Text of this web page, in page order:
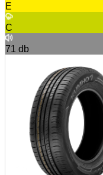
E
C
71 db